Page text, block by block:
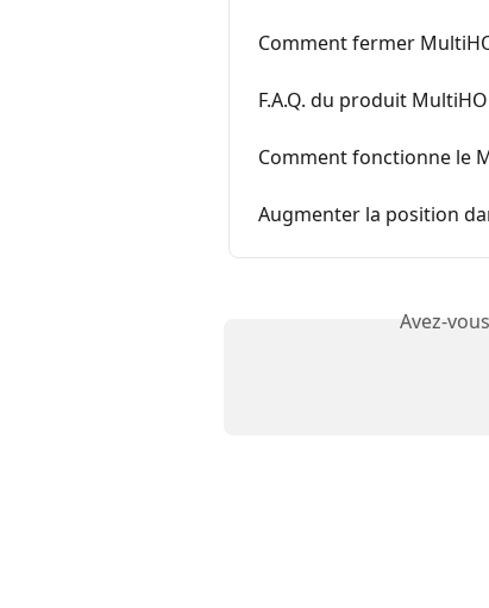
Comment fermer
F.A.Q. du produit
Comment fonctionne le
Augmenter la position
Avez-